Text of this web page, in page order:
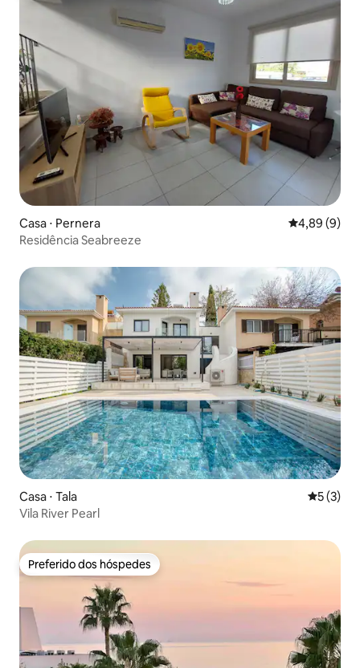
Casa ⋅ Pernera 4,89 de uma
4,89 (9)
Residência Seabreeze
Casa ⋅ Tala 5 de
5 (3)
Vila River Pearl
Preferido dos hóspedes
Preferido dos hóspedes